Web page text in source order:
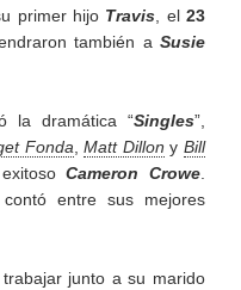
primer hijo Travis , el23
también a Susie
la dramática “Singles”,
Fonda ,Matt Dillon yBill
exitosoCameron Crowe
entre sus mejores
junto a su marido